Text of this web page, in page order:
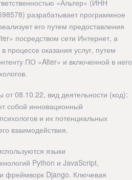
«Альтер» (ИНН
разрабатывает программное
его путем предоставления
посредством сети Интернет, а
процессе оказания услуг, путем
ПО «Alter» и включенной в него
08.10.22, вид деятельности (код):
собой инновационный
и их потенциальных
взаимодействия.
языки
Python и JavaScript,
фреймворк Django. Ключевая